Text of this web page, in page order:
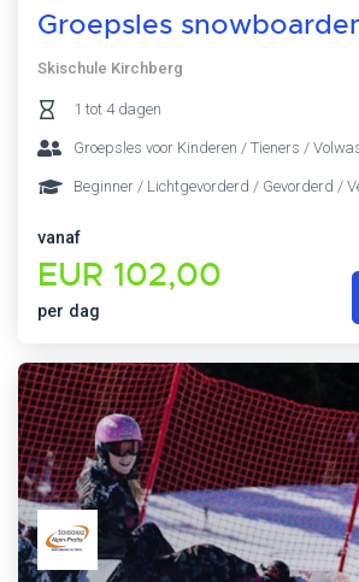
Groepsles
Skischule Kirchberg
1 tot 4 dagen
Groepsles voor Kinderen / Tieners /
Beginner / Lichtgevorderd / Gevorderd /
vanaf
EUR 102,00
per dag